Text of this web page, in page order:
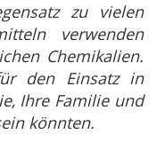
zu vielen
verwenden
Chemikalien.
den Einsatz in
Ihre Familie und
könnten.